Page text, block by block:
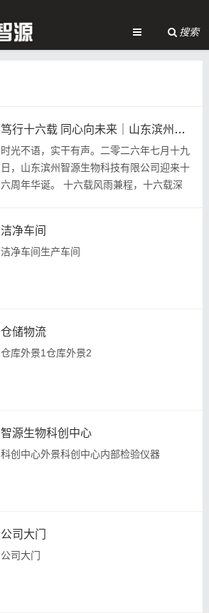
搜索
笃行十六载 同心向未来｜山东滨州智源生物喜迎成立十六周年
时光不语，实干有声。二零二六年七月十九
日，山东滨州智源生物科技有限公司迎来十
六周年华诞。 十六载风雨兼程，十六载深
洁净车间
洁净车间生产车间
仓储物流
仓库外景1仓库外景2
智源生物科创中心
科创中心外景科创中心内部检验仪器
公司大门
公司大门